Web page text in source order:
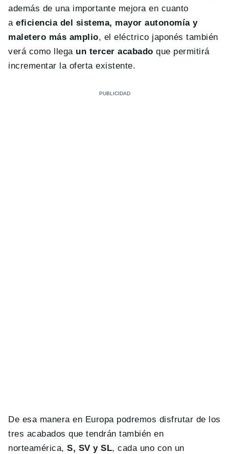
además de una importante mejora en cuanto
aeficiencia del sistema, mayor autonomía y
maletero más amplio, el eléctrico japonés también
verá como llega un tercer acabado que permitirá
incrementar la oferta existente.
De esa manera en Europa podremos disfrutar de los
tres acabados que tendrán también en
norteamérica,S, SV y SL, cada uno con un